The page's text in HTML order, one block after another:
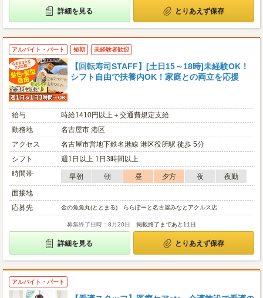
詳細を見る とりあえず保存
アルバイト・パート 短期 未経験者歓迎
【回転寿司STAFF】[土日15～18時]未経験OK！
シフト自由で扶養内OK！家庭との両立を応援
給与
時給1410円以上＋交通費規定支給
勤務地
名古屋市 港区
アクセス
名古屋市営地下鉄名港線 港区役所駅 徒歩 5分
シフト
週1日以上 1日3時間以上
時間帯
早朝 朝 昼 夕方 夜
夜勤
面接地
応募先
金の魚魚丸(ととまる) ららぽーと名古屋みなとアクルス店
募集終了日時：8月20日 掲載終了まであと11日
詳細を見る とりあえず保存
アルバイト・パート